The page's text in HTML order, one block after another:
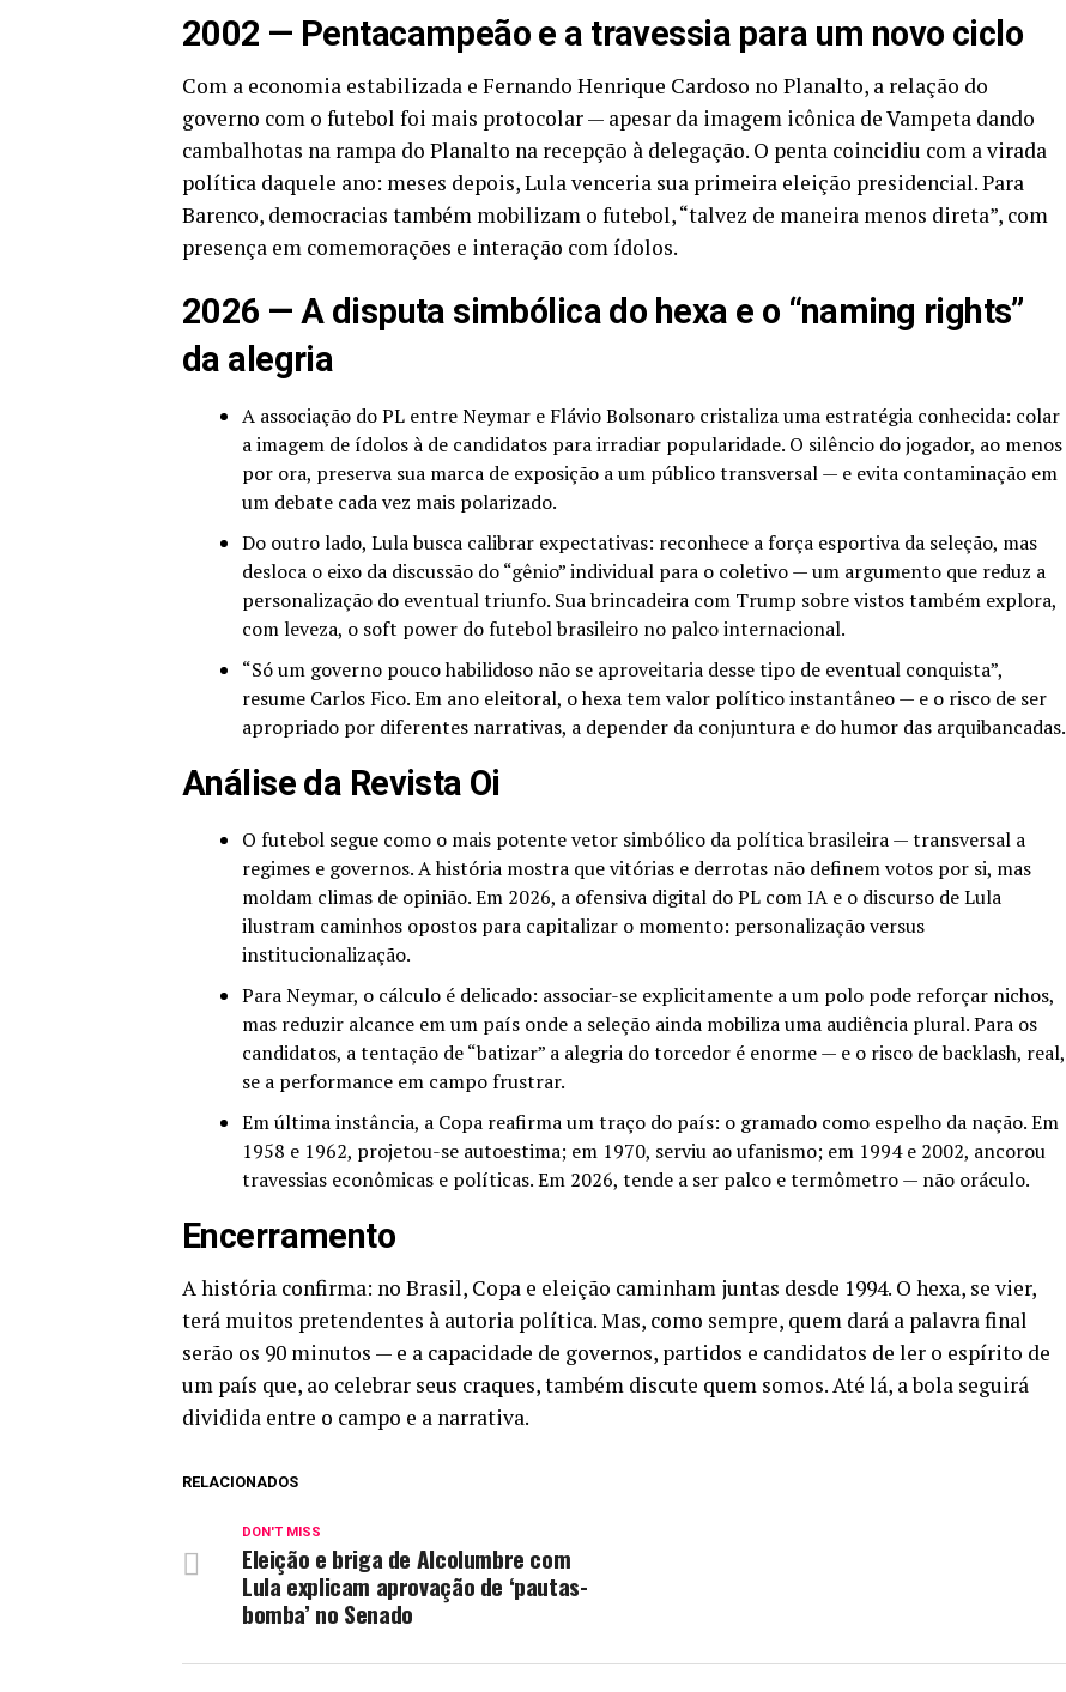
2002 — Pentacampeão e a travessia para um novo ciclo
Com a economia estabilizada e Fernando Henrique Cardoso no Planalto, a relação do
governo com o futebol foi mais protocolar — apesar da imagem icônica de Vampeta dando
cambalhotas na rampa do Planalto na recepção à delegação. O penta coincidiu com a virada
política daquele ano: meses depois, Lula venceria sua primeira eleição presidencial. Para
Barenco, democracias também mobilizam o futebol, “talvez de maneira menos direta”, com
presença em comemorações e interação com ídolos.
2026 — A disputa simbólica do hexa e o “naming rights”
da alegria
A associação do PL entre Neymar e Flávio Bolsonaro cristaliza uma estratégia conhecida: colar
a imagem de ídolos à de candidatos para irradiar popularidade. O silêncio do jogador, ao menos
por ora, preserva sua marca de exposição a um público transversal — e evita contaminação em
um debate cada vez mais polarizado.
Do outro lado, Lula busca calibrar expectativas: reconhece a força esportiva da seleção, mas
desloca o eixo da discussão do “gênio” individual para o coletivo — um argumento que reduz a
personalização do eventual triunfo. Sua brincadeira com Trump sobre vistos também explora,
com leveza, o soft power do futebol brasileiro no palco internacional.
“Só um governo pouco habilidoso não se aproveitaria desse tipo de eventual conquista”,
resume Carlos Fico. Em ano eleitoral, o hexa tem valor político instantâneo — e o risco de ser
apropriado por diferentes narrativas, a depender da conjuntura e do humor das arquibancadas.
Análise da Revista Oi
O futebol segue como o mais potente vetor simbólico da política brasileira — transversal a
regimes e governos. A história mostra que vitórias e derrotas não definem votos por si, mas
moldam climas de opinião. Em 2026, a ofensiva digital do PL com IA e o discurso de Lula
ilustram caminhos opostos para capitalizar o momento: personalização versus
institucionalização.
Para Neymar, o cálculo é delicado: associar-se explicitamente a um polo pode reforçar nichos,
mas reduzir alcance em um país onde a seleção ainda mobiliza uma audiência plural. Para os
candidatos, a tentação de “batizar” a alegria do torcedor é enorme — e o risco de backlash, real,
se a performance em campo frustrar.
Em última instância, a Copa reafirma um traço do país: o gramado como espelho da nação. Em
1958 e 1962, projetou-se autoestima; em 1970, serviu ao ufanismo; em 1994 e 2002, ancorou
travessias econômicas e políticas. Em 2026, tende a ser palco e termômetro — não oráculo.
Encerramento
A história confirma: no Brasil, Copa e eleição caminham juntas desde 1994. O hexa, se vier,
terá muitos pretendentes à autoria política. Mas, como sempre, quem dará a palavra final
serão os 90 minutos — e a capacidade de governos, partidos e candidatos de ler o espírito de
um país que, ao celebrar seus craques, também discute quem somos. Até lá, a bola seguirá
dividida entre o campo e a narrativa.
RELACIONADOS
DON'T MISS
Eleição e briga de Alcolumbre com
Lula explicam aprovação de ‘pautas-
bomba’ no Senado